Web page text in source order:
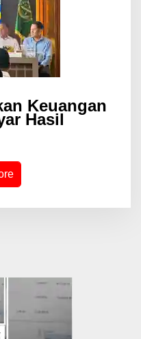
Keuangan
Hasil